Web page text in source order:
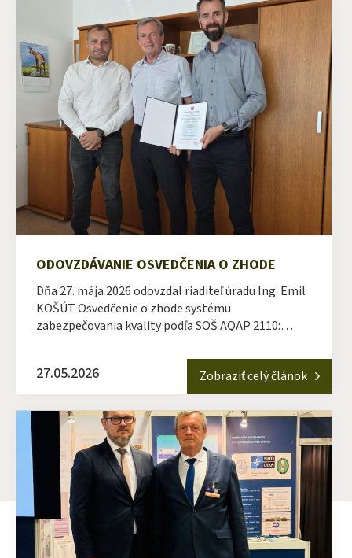
ODOVZDÁVANIE OSVEDČENIA O ZHODE
Dňa 27. mája 2026 odovzdal riaditeľ úradu Ing. Emil
KOŠÚT Osvedčenie o zhode systému
zabezpečovania kvality podľa SOŠ AQAP 2110:…
27.05.2026 Zobraziť celý článok